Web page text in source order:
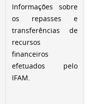
Informações sobre
os repasses e
transferências de
recursos
financeiros
efetuados pelo
IFAM.